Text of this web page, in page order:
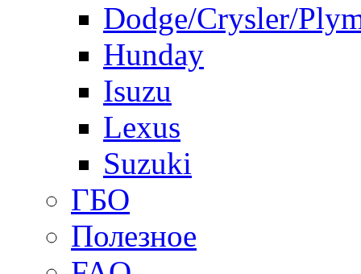
Dodge/Crysler/
Hunday
Isuzu
Lexus
Suzuki
ГБО
Полезное